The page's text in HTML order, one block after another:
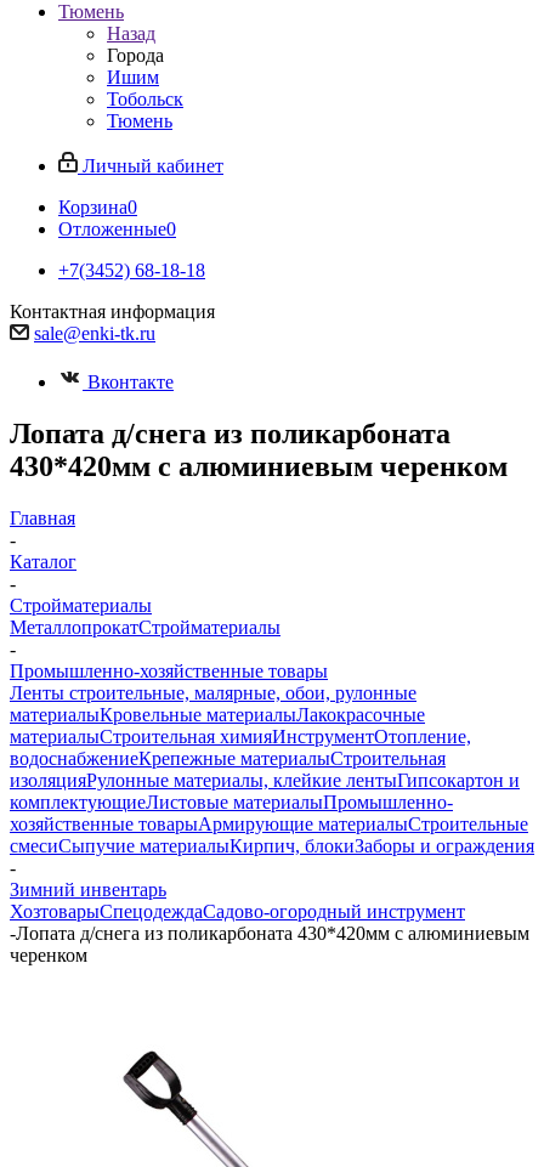
Тюмень
Назад
Города
Ишим
Тобольск
Тюмень
Личный кабинет
Корзина0
Отложенные0
+7(3452) 68-18-18
Контактная информация
sale@enki-tk.ru
Вконтакте
Лопата д/снега из поликарбоната
430*420мм с алюминиевым черенком
Главная
-
Каталог
-
Стройматериалы
МеталлопрокатСтройматериалы
-
Промышленно-хозяйственные товары
Ленты строительные, малярные, обои, рулонные
материалыКровельные материалыЛакокрасочные
материалыСтроительная химияИнструментОтопление,
водоснабжениеКрепежные материалыСтроительная
изоляцияРулонные материалы, клейкие лентыГипсокартон и
комплектующиеЛистовые материалыПромышленно-
хозяйственные товарыАрмирующие материалыСтроительные
смесиСыпучие материалыКирпич, блокиЗаборы и ограждения
-
Зимний инвентарь
ХозтоварыСпецодеждаСадово-огородный инструмент
-Лопата д/снега из поликарбоната 430*420мм с алюминиевым
черенком